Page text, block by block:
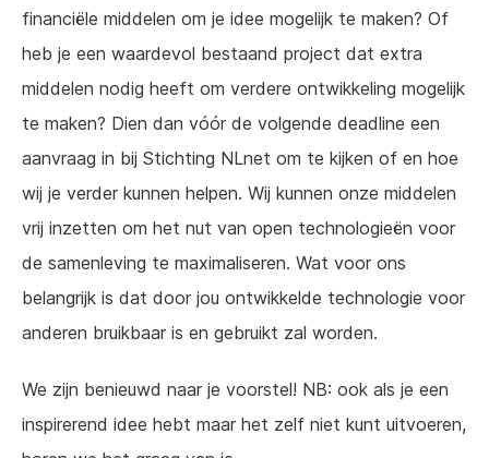
financiële middelen om je idee mogelijk te maken? Of
heb je een waardevol bestaand project dat extra
middelen nodig heeft om verdere ontwikkeling mogelijk
te maken? Dien dan vóór de volgende deadline een
aanvraag in bij Stichting NLnet om te kijken of en hoe
wij je verder kunnen helpen. Wij kunnen onze middelen
vrij inzetten om het nut van open technologieën voor
de samenleving te maximaliseren. Wat voor ons
belangrijk is dat door jou ontwikkelde technologie voor
anderen bruikbaar is en gebruikt zal worden.
We zijn benieuwd naar je voorstel! NB: ook als je een
inspirerend idee hebt maar het zelf niet kunt uitvoeren,